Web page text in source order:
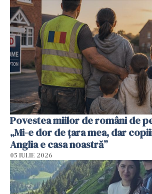
Povestea miilor de români de
„Mi-e dor de țara mea, dar
Anglia e casa noastră”
05 IULIE 2026